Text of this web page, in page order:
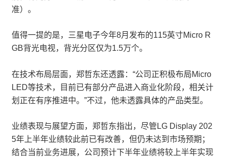
准）。
值得一提的是，三星电子今年8月发布的115英寸Micro R
GB背光电视，背光分区仅为1.5万个。
在技术布局层面，郑哲东还透露：“公司正积极布局Micro
LED等技术，目前已有部分产品进入商业化阶段，相关计
划正在有序推进中。”不过，他未透露具体的产品类型。
业绩表现与展望方面，郑哲东指出，尽管LG Display 202
5年上半年业绩较此前已有改善，但仍未达到市场预期；
结合当前业务进展，公司预计下半年业绩将较上半年实现